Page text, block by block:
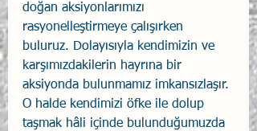
doğan aksiyonlarımızı
rasyonelleştirmeye çalışırken
buluruz. Dolayısıyla kendimizin ve
karşımızdakilerin hayrına bir
aksiyonda bulunmamız imkansızlaşır.
O halde kendimizi öfke ile dolup
taşmak hâli içinde bulunduğumuzda